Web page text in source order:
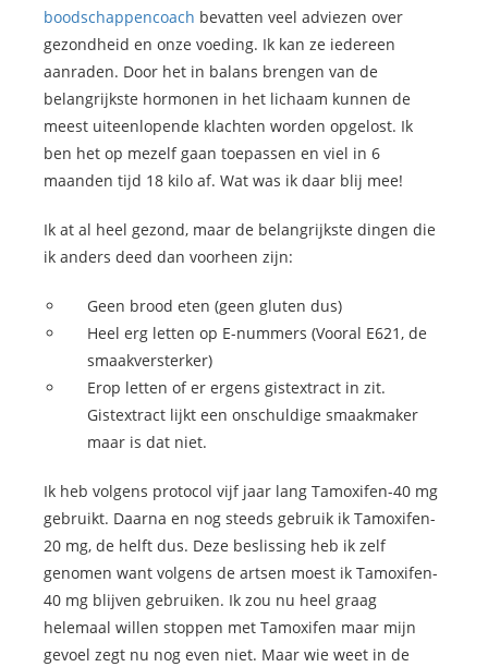
boodschappencoach bevatten veel adviezen over
gezondheid en onze voeding. Ik kan ze iedereen
aanraden. Door het in balans brengen van de
belangrijkste hormonen in het lichaam kunnen de
meest uiteenlopende klachten worden opgelost. Ik
ben het op mezelf gaan toepassen en viel in 6
maanden tijd 18 kilo af. Wat was ik daar blij mee!
Ik at al heel gezond, maar de belangrijkste dingen die
ik anders deed dan voorheen zijn:
Geen brood eten (geen gluten dus)
Heel erg letten op E-nummers (Vooral E621, de
smaakversterker)
Erop letten of er ergens gistextract in zit.
Gistextract lijkt een onschuldige smaakmaker
maar is dat niet.
Ik heb volgens protocol vijf jaar lang Tamoxifen-40 mg
gebruikt. Daarna en nog steeds gebruik ik Tamoxifen-
20 mg, de helft dus. Deze beslissing heb ik zelf
genomen want volgens de artsen moest ik Tamoxifen-
40 mg blijven gebruiken. Ik zou nu heel graag
helemaal willen stoppen met Tamoxifen maar mijn
gevoel zegt nu nog even niet. Maar wie weet in de